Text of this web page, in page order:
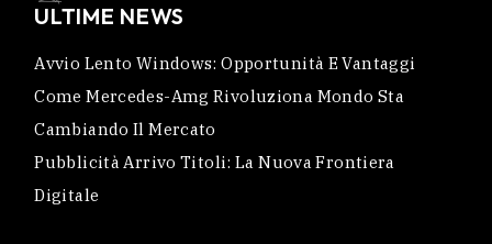
ULTIME NEWS
Avvio Lento Windows: Opportunità E Vantaggi
Come Mercedes-Amg Rivoluziona Mondo Sta
Cambiando Il Mercato
Pubblicità Arrivo Titoli: La Nuova Frontiera
Digitale